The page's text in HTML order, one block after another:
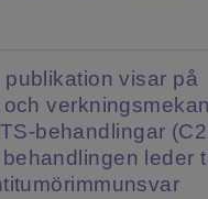
visar på
behandlingar
leder